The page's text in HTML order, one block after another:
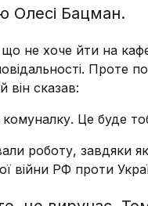
Олесі Бацман.
не хоче йти на
Проте
він сказав:
Це буде
роботу, завдяки
війни РФ проти